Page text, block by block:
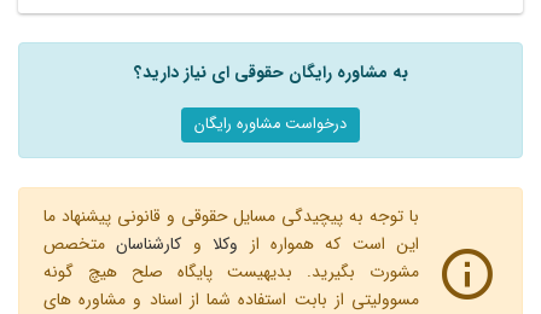
به مشاوره رایگان حقوقی ای نیاز دارید؟
درخواست مشاوره رایگان
با توجه به پیچیدگی مسایل حقوقی و قانونی پیشنهاد ما
این است که همواره از وکلاو کارشناسانمتخصص
مشورت بگیرید. بدیهیست پایگاه صلح هیچ گونه
مسوولیتی از بابت استفاده شما از اسناد و مشاوره های